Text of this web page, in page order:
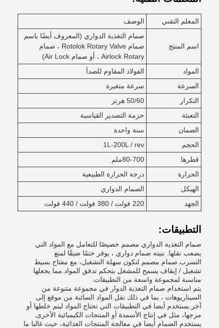
المعلم التقني الوصف
اسم المنتج
صمام التغذية الدواري (المعروف أيضًا باسم
صمام Rotolok Rotary Valve ، صمام
Airlock Rotary ، أو صمام Air Lock)
المواد
الفولاذ المقاوم للصدأ
السرعة
سرعة متغيرة
التكرار
50/60 هرتز
التعبئة
حزمة التصدير القياسية
الضمان
سنة واحدة
الحجم
1L-200L / rev
قطرها
80-700ملم
الحرارة
درجة الحرارة الطبيعية
الهيكل
الصمام الدواري
الجهد
220 فولت / 380 فولت / 440 فولت
التطبيقات:
صمام التغذية الدواري مصمم خصيصًا للتعامل مع المواد التي
يصعب نقلها. بنيته صمام دواري ، يوفر ختمًا ضيقًا لمنع
التسرب.صمام مصمم لتكون سهلة التشغيل، مع مفتاح بسيط
تشغيل / إيقاف يسمح للمشغل بتحكم تدفق المواد.مما يجعلها
مناسبة لمجموعة واسعة من التطبيقات.
يتم استخدام صمام التغذية الدوار في مجموعة متنوعة من
السيناريوهات ، بما في ذلك نقل المواد السائبة من موقع إلى
آخر.يستخدم أيضا في التطبيقات التي تحتاج المواد ليتم خلطها أو
مزجها، مثل في إنتاج الأسمدة أو المنتجات الكيميائية الأخرى.
يستخدم الصمام أيضا في معالجة المنتجات الغذائية، حيث غالبا ما